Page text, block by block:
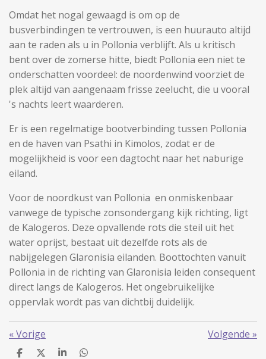
Omdat het nogal gewaagd is om op de
busverbindingen te vertrouwen, is een huurauto altijd
aan te raden als u in Pollonia verblijft. Als u kritisch
bent over de zomerse hitte, biedt Pollonia een niet te
onderschatten voordeel: de noordenwind voorziet de
plek altijd van aangenaam frisse zeelucht, die u vooral
's nachts leert waarderen.
Er is een regelmatige bootverbinding tussen Pollonia
en de haven van Psathi in Kimolos, zodat er de
mogelijkheid is voor een dagtocht naar het naburige
eiland.
Voor de noordkust van Pollonia en onmiskenbaar
vanwege de typische zonsondergang kijk richting, ligt
de Kalogeros. Deze opvallende rots die steil uit het
water oprijst, bestaat uit dezelfde rots als de
nabijgelegen Glaronisia eilanden. Boottochten vanuit
Pollonia in de richting van Glaronisia leiden consequent
direct langs de Kalogeros. Het ongebruikelijke
oppervlak wordt pas van dichtbij duidelijk.
«Vorige Volgende »
D
D
S
D